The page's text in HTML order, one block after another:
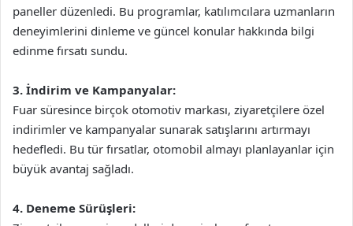
paneller düzenledi. Bu programlar, katılımcılara uzmanların
deneyimlerini dinleme ve güncel konular hakkında bilgi
edinme fırsatı sundu.
3. İndirim ve Kampanyalar:
Fuar süresince birçok otomotiv markası, ziyaretçilere özel
indirimler ve kampanyalar sunarak satışlarını artırmayı
hedefledi. Bu tür fırsatlar, otomobil almayı planlayanlar için
büyük avantaj sağladı.
4. Deneme Sürüşleri: